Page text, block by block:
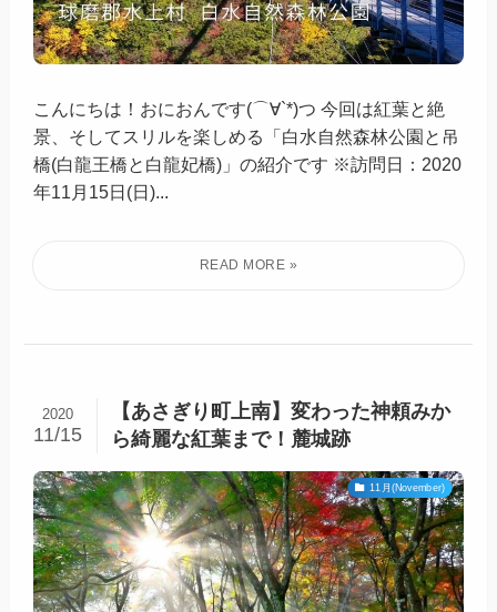
こんにちは！おにおんです(⌒∀`*)つ 今回は紅葉と絶
景、そしてスリルを楽しめる「白水自然森林公園と吊
橋(白龍王橋と白龍妃橋)」の紹介です ※訪問日：2020
年11月15日(日)...
【あさぎり町上南】変わった神頼みか
ら綺麗な紅葉まで！麓城跡
2020
11/15
11月(November)